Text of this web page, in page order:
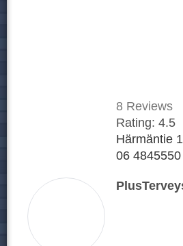
8 Reviews
Rating: 4.5
Härmäntie
06 4845550